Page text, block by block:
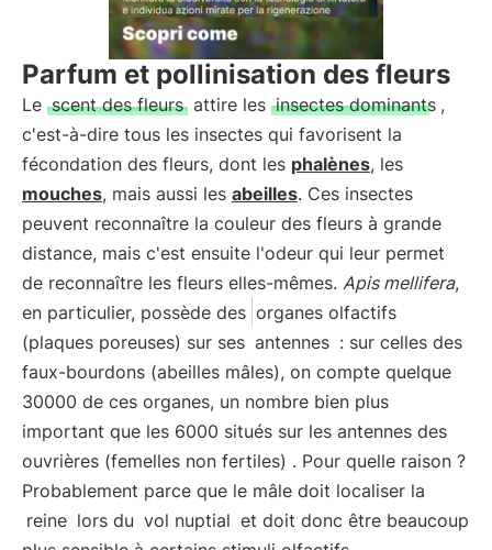
Parfum et pollinisation des fleurs
Le scent des fleurs attire les insectes dominants ,
c'est-à-dire tous les insectes qui favorisent la
fécondation des fleurs, dont les phalènes, les
mouches, mais aussi les abeilles. Ces insectes
peuvent reconnaître la couleur des fleurs à grande
distance, mais c'est ensuite l'odeur qui leur permet
de reconnaître les fleurs elles-mêmes. Apis mellifera,
en particulier, possède des organes olfactifs
(plaques poreuses) sur ses antennes : sur celles des
faux-bourdons (abeilles mâles), on compte quelque
30000 de ces organes, un nombre bien plus
important que les 6000 situés sur les antennes des
ouvrières (femelles non fertiles) . Pour quelle raison ?
Probablement parce que le mâle doit localiser la
reine lors du vol nuptial et doit donc être beaucoup